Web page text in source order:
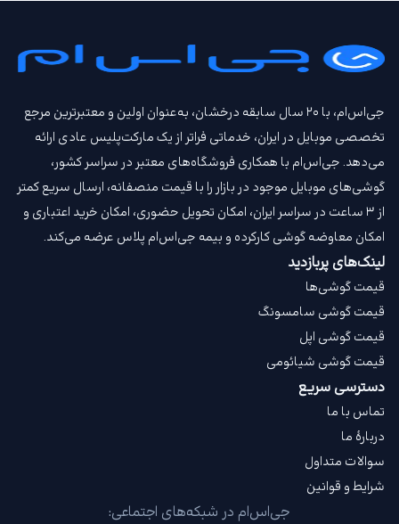
جی‌اس‌ام، با ۲۰ سال سابقه درخشان، به‌عنوان اولین و معتبرترین مرجع
تخصصی موبایل در ایران، خدماتی فراتر از یک مارکت‌پلیس عادی ارائه
می‌دهد. جی‌اس‌ام با همکاری فروشگاه‌های معتبر در سراسر کشور،
گوشی‌های موبایل موجود در بازار را با قیمت‌ منصفانه، ارسال سریع کمتر
از ۳ ساعت در سراسر ایران، امکان تحویل حضوری، امکان خرید اعتباری و
امکان معاوضه گوشی کارکرده و بیمه جی‌اس‌ام‌ پلاس عرضه می‌کند.
لینک‌های پربازدید
قیمت گوشی‌ها
قیمت گوشی سامسونگ
قیمت گوشی اپل
قیمت گوشی شیائومی
دسترسی سریع
تماس با ما
دربارهٔ ما
سوالات متداول
شرایط و قوانین
جی‌اس‌ام در شبکه‌های اجتماعی: